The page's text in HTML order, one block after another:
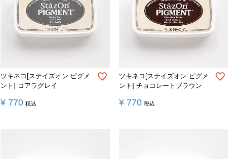
ツキネコ[ステイズオン ピグメ
ント] コアラグレイ
¥ 770 税込
ツキネコ[ステイズオン ピグメ
ント] チョコレートブラウン
¥ 770 税込